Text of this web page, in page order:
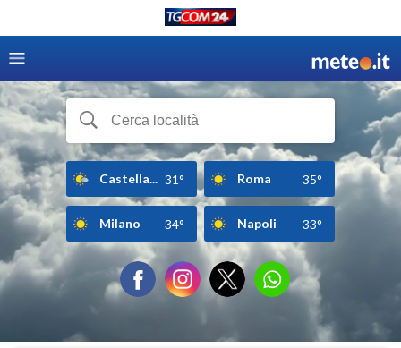
Castella... 31° Roma 35°
Milano 34° Napoli 33°